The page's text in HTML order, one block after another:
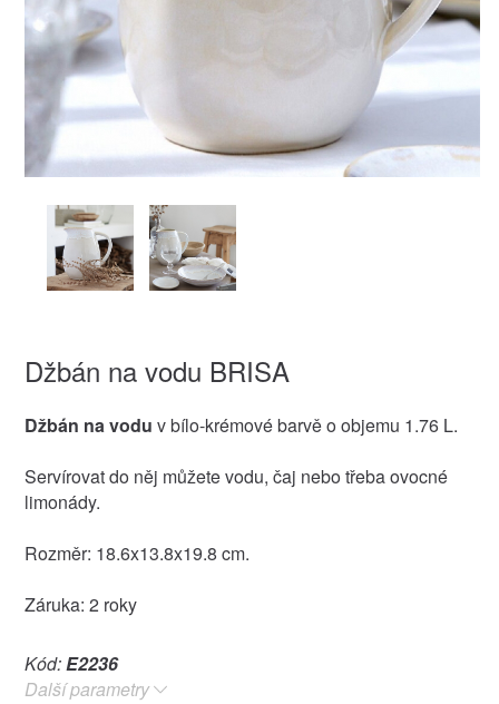
Džbán na vodu BRISA
Džbán na vodu v bílo-krémové barvě o objemu 1.76 L.
Servírovat do něj můžete vodu, čaj nebo třeba ovocné
limonády.
Rozměr: 18.6x13.8x19.8 cm.
Záruka: 2 roky
Kód:E2236
Další parametry